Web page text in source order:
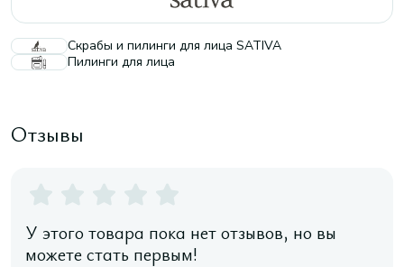
Скрабы и пилинги для лица SATIVA
Пилинги для лица
Отзывы
У этого товара пока нет отзывов, но вы
можете стать первым!